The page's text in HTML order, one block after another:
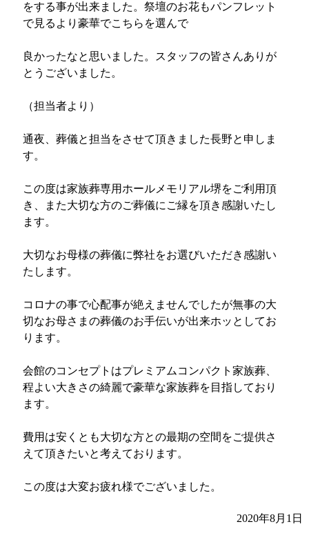
をする事が出来ました。祭壇のお花もパンフレット
で見るより豪華でこちらを選んで
良かったなと思いました。スタッフの皆さんありが
とうございました。
（担当者より）
通夜、葬儀と担当をさせて頂きました長野と申しま
す。
この度は家族葬専用ホールメモリアル堺をご利用頂
き、また大切な方のご葬儀にご縁を頂き感謝いたし
ます。
大切なお母様の葬儀に弊社をお選びいただき感謝い
たします。
コロナの事で心配事が絶えませんでしたが無事の大
切なお母さまの葬儀のお手伝いが出来ホッとしてお
ります。
会館のコンセプトはプレミアムコンパクト家族葬、
程よい大きさの綺麗で豪華な家族葬を目指しており
ます。
費用は安くとも大切な方との最期の空間をご提供さ
えて頂きたいと考えております。
この度は大変お疲れ様でございました。
2020年8月1日